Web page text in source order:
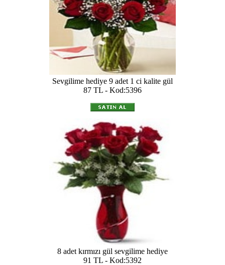
Sevgilime hediye 9 adet 1 ci kalite gül
87 TL - Kod:5396
8 adet kırmızı gül sevgilime hediye
91 TL - Kod:5392